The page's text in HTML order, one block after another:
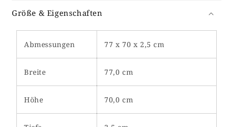
Größe & Eigenschaften
Abmessungen 77 x 70 x 2,5 cm
Breite 77,0 cm
Höhe 70,0 cm